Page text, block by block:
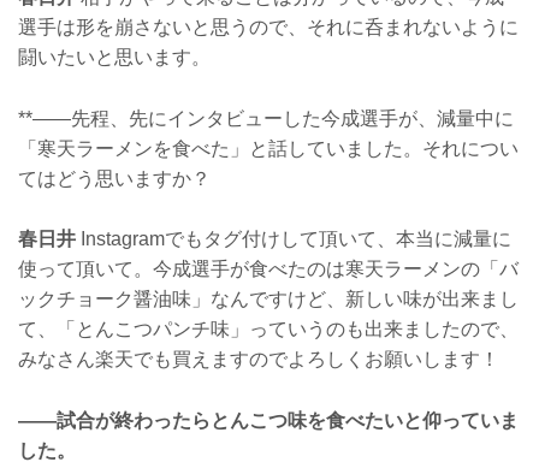
選手は形を崩さないと思うので、それに呑まれないように
闘いたいと思います。
**——先程、先にインタビューした今成選手が、減量中に
「寒天ラーメンを食べた」と話していました。それについ
てはどう思いますか？
春日井 Instagramでもタグ付けして頂いて、本当に減量に
使って頂いて。今成選手が食べたのは寒天ラーメンの「バ
ックチョーク醤油味」なんですけど、新しい味が出来まし
て、「とんこつパンチ味」っていうのも出来ましたので、
みなさん楽天でも買えますのでよろしくお願いします！
——試合が終わったらとんこつ味を食べたいと仰っていま
した。